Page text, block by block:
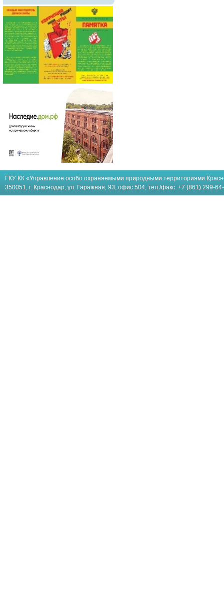
ГКУ КК «Управление особо охраняемыми природными территориями
350051, г. Краснодар, ул. Гаражная, 93, офис 504, тел./факс: +7 (861) 299-